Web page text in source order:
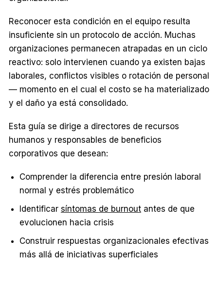
Reconocer esta condición en el equipo resulta
insuficiente sin un protocolo de acción. Muchas
organizaciones permanecen atrapadas en un ciclo
reactivo: solo intervienen cuando ya existen bajas
laborales, conflictos visibles o rotación de personal
— momento en el cual el costo se ha materializado
y el daño ya está consolidado.
Esta guía se dirige a directores de recursos
humanos y responsables de beneficios
corporativos que desean:
Comprender la diferencia entre presión laboral
normal y estrés problemático
Identificar síntomas de burnout antes de que
evolucionen hacia crisis
Construir respuestas organizacionales efectivas
más allá de iniciativas superficiales